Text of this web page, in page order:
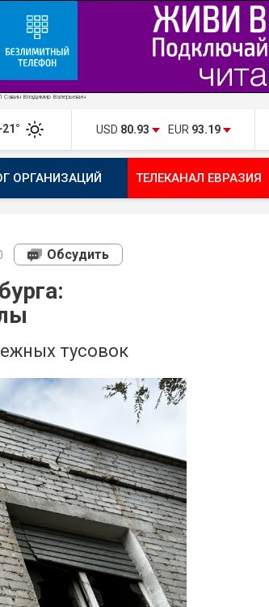
Владимир Валерьевич
USD 80.93 EUR 93.19
ОРГАНИЗАЦИЙ ТЕЛЕКАНАЛ ЕВРАЗИЯ
Обсудить
тусовок